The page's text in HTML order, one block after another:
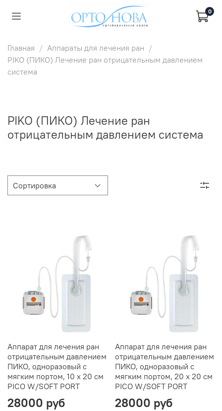
0
Главная
Аппараты для лечения ран
PIKO (ПИКО) Лечение ран отрицательным давлением
система
PIKO (ПИКО) Лечение ран
отрицательным давлением система
Аппарат для лечения ран
отрицательным давлением
ПИКО, одноразовый c
мягким портом, 10 х 20 см
PICO W/SOFT PORT
28000 руб
Аппарат для лечения ран
отрицательным давлением
ПИКО, одноразовый c
мягким портом, 20 х 20 см
PICO W/SOFT PORT
28000 руб